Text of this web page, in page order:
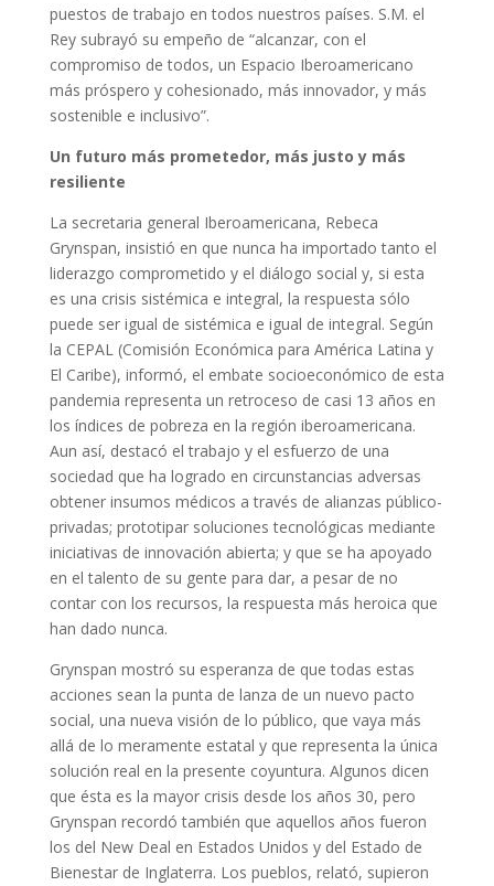
puestos de trabajo en todos nuestros países. S.M. el
Rey subrayó su empeño de “alcanzar, con el
compromiso de todos, un Espacio Iberoamericano
más próspero y cohesionado, más innovador, y más
sostenible e inclusivo”.
Un futuro más prometedor, más justo y más
resiliente
La secretaria general Iberoamericana, Rebeca
Grynspan, insistió en que nunca ha importado tanto el
liderazgo comprometido y el diálogo social y, si esta
es una crisis sistémica e integral, la respuesta sólo
puede ser igual de sistémica e igual de integral. Según
la CEPAL (Comisión Económica para América Latina y
El Caribe), informó, el embate socioeconómico de esta
pandemia representa un retroceso de casi 13 años en
los índices de pobreza en la región iberoamericana.
Aun así, destacó el trabajo y el esfuerzo de una
sociedad que ha logrado en circunstancias adversas
obtener insumos médicos a través de alianzas público-
privadas; prototipar soluciones tecnológicas mediante
iniciativas de innovación abierta; y que se ha apoyado
en el talento de su gente para dar, a pesar de no
contar con los recursos, la respuesta más heroica que
han dado nunca.
Grynspan mostró su esperanza de que todas estas
acciones sean la punta de lanza de un nuevo pacto
social, una nueva visión de lo público, que vaya más
allá de lo meramente estatal y que representa la única
solución real en la presente coyuntura. Algunos dicen
que ésta es la mayor crisis desde los años 30, pero
Grynspan recordó también que aquellos años fueron
los del New Deal en Estados Unidos y del Estado de
Bienestar de Inglaterra. Los pueblos, relató, supieron